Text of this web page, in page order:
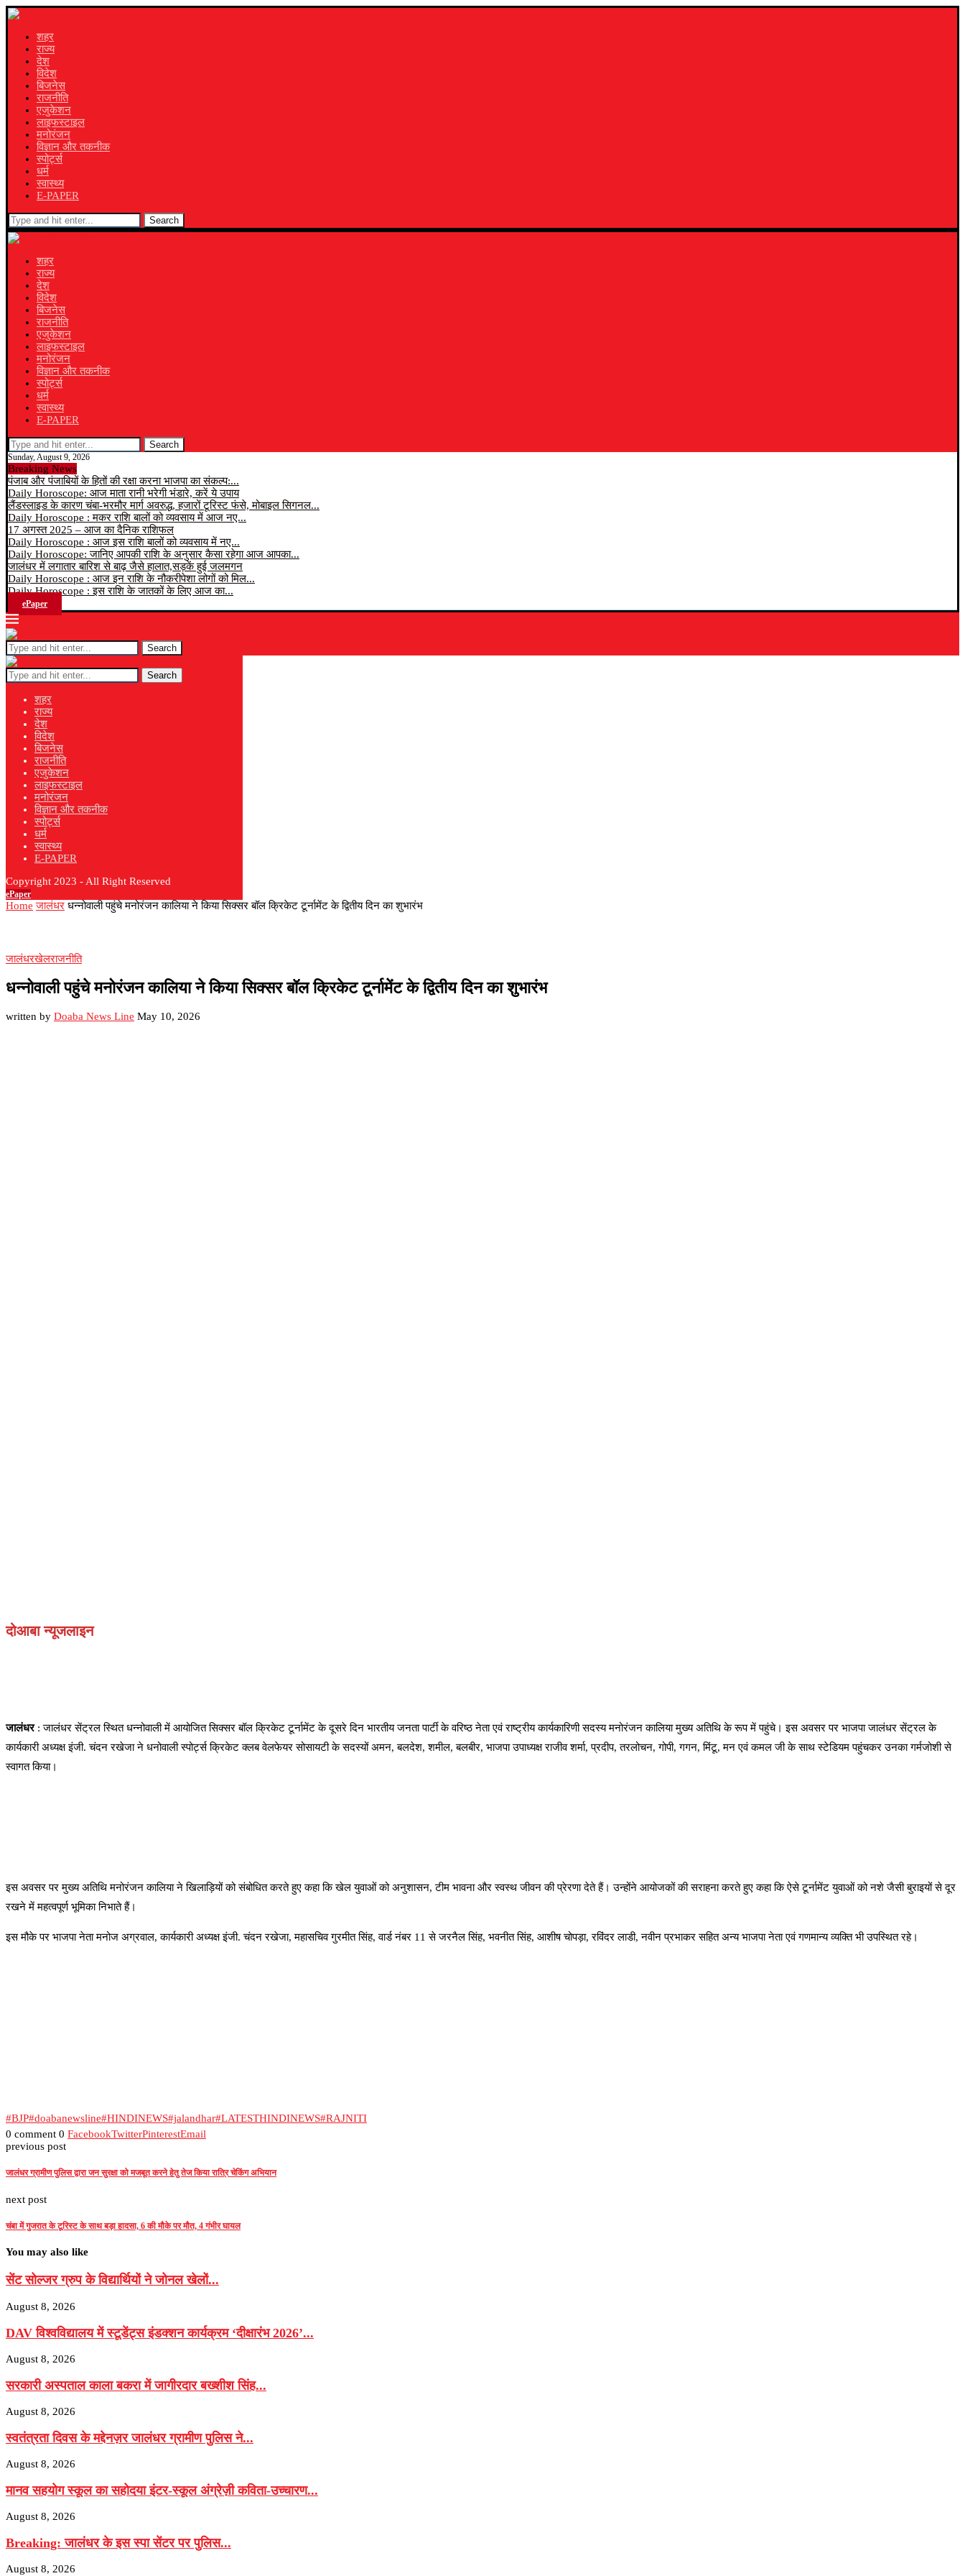
शहर
राज्य
देश
विदेश
बिजनेस
राजनीति
एजुकेशन
लाइफस्टाइल
मनोरंजन
विज्ञान और तकनीक
स्पोर्ट्स
धर्म
स्वास्थ्य
E-PAPER
Search
शहर
राज्य
देश
विदेश
बिजनेस
राजनीति
एजुकेशन
लाइफस्टाइल
मनोरंजन
विज्ञान और तकनीक
स्पोर्ट्स
धर्म
स्वास्थ्य
E-PAPER
Search
Sunday, August 9, 2026
Breaking News
पंजाब और पंजाबियों के हितों की रक्षा करना भाजपा का संकल्प:...
Daily Horoscope: आज माता रानी भरेगी भंडारे, करें ये उपाय
लैंडस्लाइड के कारण चंबा-भरमौर मार्ग अवरुद्ध, हजारों टूरिस्ट फंसे, मोबाइल सिगनल...
Daily Horoscope : मकर राशि बालों को व्यवसाय में आज नए...
17 अगस्त 2025 – आज का दैनिक राशिफल
Daily Horoscope : आज इस राशि बालों को व्यवसाय में नए...
Daily Horoscope: जानिए आपकी राशि के अनुसार कैसा रहेगा आज आपका...
जालंधर में लगातार बारिश से बाढ़ जैसे हालात,सड़कें हुई जलमगन
Daily Horoscope : आज इन राशि के नौकरीपेशा लोगों को मिल...
Daily Horoscope : इस राशि के जातकों के लिए आज का...
ePaper
Search
Search
शहर
राज्य
देश
विदेश
बिजनेस
राजनीति
एजुकेशन
लाइफस्टाइल
मनोरंजन
विज्ञान और तकनीक
स्पोर्ट्स
धर्म
स्वास्थ्य
E-PAPER
Copyright 2023 - All Right Reserved
ePaper
Home जालंधर धन्नोवाली पहुंचे मनोरंजन कालिया ने किया सिक्सर बॉल क्रिकेट टूर्नामेंट के द्वितीय दिन का शुभारंभ
जालंधरखेलराजनीति
धन्नोवाली पहुंचे मनोरंजन कालिया ने किया सिक्सर बॉल क्रिकेट टूर्नामेंट के द्वितीय दिन का शुभारंभ
written by Doaba News Line May 10, 2026
दोआबा न्यूजलाइन
जालंधर : जालंधर सेंट्रल स्थित धन्नोवाली में आयोजित सिक्सर बॉल क्रिकेट टूर्नामेंट के दूसरे दिन भारतीय जनता पार्टी के वरिष्ठ नेता एवं राष्ट्रीय कार्यकारिणी सदस्य मनोरंजन कालिया मुख्य अतिथि के रूप में पहुंचे। इस अवसर पर भाजपा जालंधर सेंट्रल के
कार्यकारी अध्यक्ष इंजी. चंदन रखेजा ने धनोवाली स्पोर्ट्स क्रिकेट क्लब वेलफेयर सोसायटी के सदस्यों अमन, बलदेश, शमील, बलबीर, भाजपा उपाध्यक्ष राजीव शर्मा, प्रदीप, तरलोचन, गोपी, गगन, मिंटू, मन एवं कमल जी के साथ स्टेडियम पहुंचकर उनका गर्मजोशी से
स्वागत किया।
इस अवसर पर मुख्य अतिथि मनोरंजन कालिया ने खिलाड़ियों को संबोधित करते हुए कहा कि खेल युवाओं को अनुशासन, टीम भावना और स्वस्थ जीवन की प्रेरणा देते हैं। उन्होंने आयोजकों की सराहना करते हुए कहा कि ऐसे टूर्नामेंट युवाओं को नशे जैसी बुराइयों से दूर
रखने में महत्वपूर्ण भूमिका निभाते हैं।
इस मौके पर भाजपा नेता मनोज अग्रवाल, कार्यकारी अध्यक्ष इंजी. चंदन रखेजा, महासचिव गुरमीत सिंह, वार्ड नंबर 11 से जरनैल सिंह, भवनीत सिंह, आशीष चोपड़ा, रविंदर लाडी, नवीन प्रभाकर सहित अन्य भाजपा नेता एवं गणमान्य व्यक्ति भी उपस्थित रहे।
#BJP#doabanewsline#HINDINEWS#jalandhar#LATESTHINDINEWS#RAJNITI
0 comment 0 FacebookTwitterPinterestEmail
previous post
जालंधर ग्रामीण पुलिस द्वारा जन सुरक्षा को मजबूत करने हेतु तेज किया रात्रि चेकिंग अभियान
next post
चंबा में गुजरात के टूरिस्ट के साथ बड़ा हादसा, 6 की मौके पर मौत, 4 गंभीर घायल
You may also like
सेंट सोल्जर ग्रुप के विद्यार्थियों ने जोनल खेलों...
August 8, 2026
DAV विश्वविद्यालय में स्टूडेंट्स इंडक्शन कार्यक्रम ‘दीक्षारंभ 2026’...
August 8, 2026
सरकारी अस्पताल काला बकरा में जागीरदार बख्शीश सिंह...
August 8, 2026
स्वतंत्रता दिवस के मद्देनज़र जालंधर ग्रामीण पुलिस ने...
August 8, 2026
मानव सहयोग स्कूल का सहोदया इंटर-स्कूल अंग्रेज़ी कविता-उच्चारण...
August 8, 2026
Breaking: जालंधर के इस स्पा सेंटर पर पुलिस...
August 8, 2026